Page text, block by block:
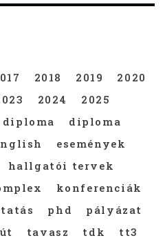
2018 2019
2020
2024
2025
diploma
diploma
események
hallgatói tervek
konferenciák
phd
pályázat
tavasz tdk
tt3